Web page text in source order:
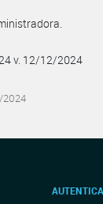
v. 12/12/2024
2024